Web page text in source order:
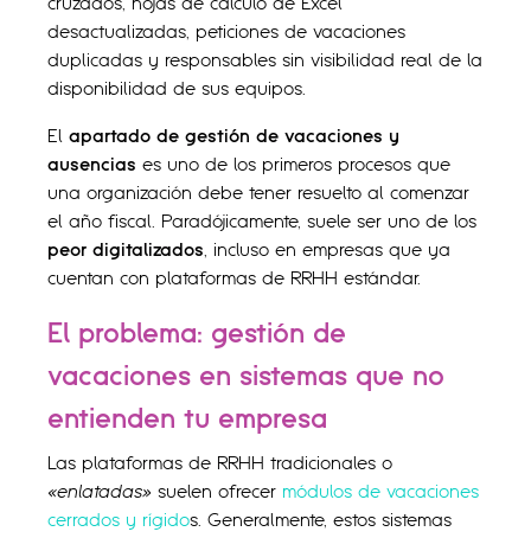
cruzados, hojas de cálculo de Excel
desactualizadas, peticiones de vacaciones
duplicadas y responsables sin visibilidad real de la
disponibilidad de sus equipos.
El apartado de gestión de vacaciones y
ausencias es uno de los primeros procesos que
una organización debe tener resuelto al comenzar
el año fiscal. Paradójicamente, suele ser uno de los
peor digitalizados, incluso en empresas que ya
cuentan con plataformas de RRHH estándar.
El problema: gestión de
vacaciones en sistemas que no
entienden tu empresa
Las plataformas de RRHH tradicionales o
«enlatadas» suelen ofrecer módulos de vacaciones
cerrados y rígidos. Generalmente, estos sistemas